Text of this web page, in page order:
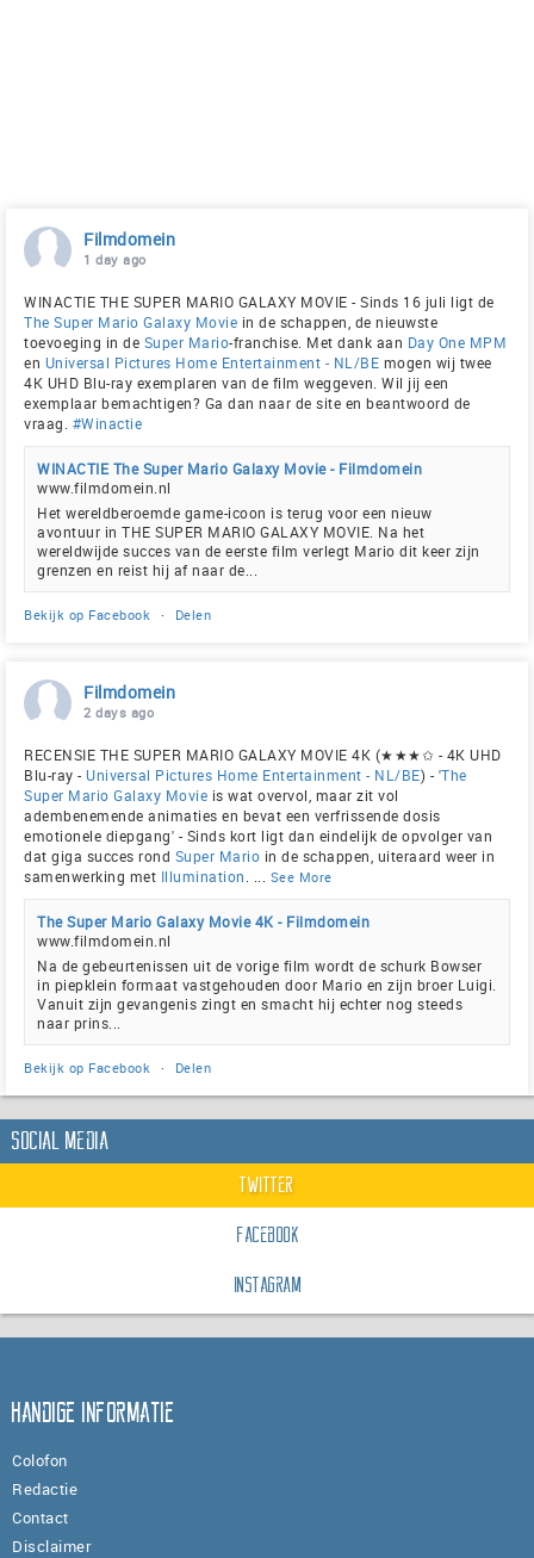
Filmdomein
1 day ago
WINACTIE THE SUPER MARIO GALAXY MOVIE - Sinds 16 juli ligt de
The Super Mario Galaxy Movie in de schappen, de nieuwste
toevoeging in de Super Mario-franchise. Met dank aan Day One MPM
en Universal Pictures Home Entertainment - NL/BE mogen wij twee
4K UHD Blu-ray exemplaren van de film weggeven. Wil jij een
exemplaar bemachtigen? Ga dan naar de site en beantwoord de
vraag. #Winactie
WINACTIE The Super Mario Galaxy Movie - Filmdomein
www.filmdomein.nl
Het wereldberoemde game-icoon is terug voor een nieuw
avontuur in THE SUPER MARIO GALAXY MOVIE. Na het
wereldwijde succes van de eerste film verlegt Mario dit keer zijn
grenzen en reist hij af naar de...
Bekijk op Facebook · Delen
Filmdomein
2 days ago
RECENSIE THE SUPER MARIO GALAXY MOVIE 4K (★★★✩ - 4K UHD
Blu-ray - Universal Pictures Home Entertainment - NL/BE) - 'The
Super Mario Galaxy Movie is wat overvol, maar zit vol
adembenemende animaties en bevat een verfrissende dosis
emotionele diepgang' - Sinds kort ligt dan eindelijk de opvolger van
dat giga succes rond Super Mario in de schappen, uiteraard weer in
samenwerking met Illumination See More
The Super Mario Galaxy Movie 4K - Filmdomein
www.filmdomein.nl
Na de gebeurtenissen uit de vorige film wordt de schurk Bowser
in piepklein formaat vastgehouden door Mario en zijn broer Luigi.
Vanuit zijn gevangenis zingt en smacht hij echter nog steeds
naar prins...
Bekijk op Facebook · Delen
Social Media
Twitter
Facebook
Instagram
Handige informatie
Colofon
Redactie
Contact
Disclaimer